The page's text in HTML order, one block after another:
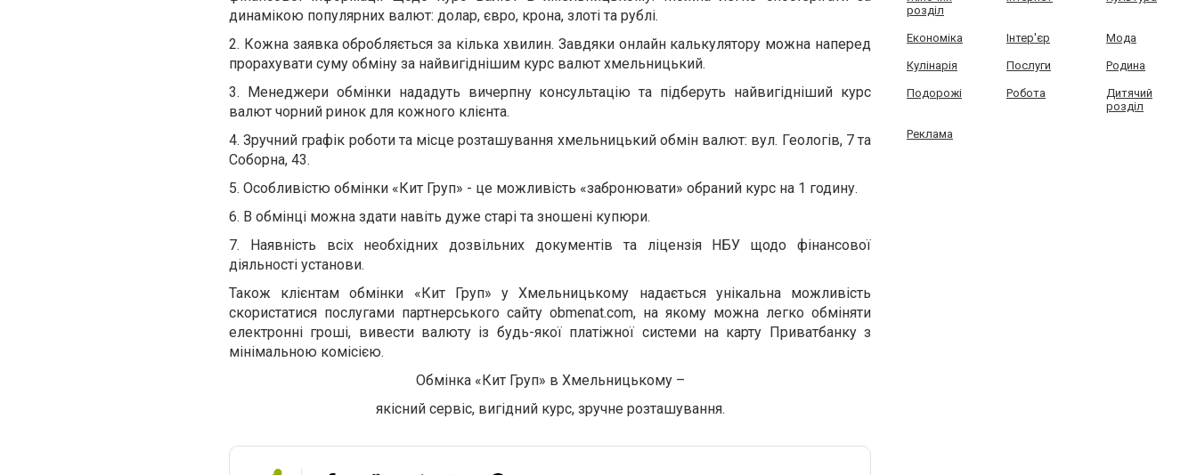
динамікою популярних валют: долар, євро, крона, злоті та рублі.
2. Кожна заявка обробляється за кілька хвилин. Завдяки онлайн калькулятору можна наперед
прорахувати суму обміну за найвигіднішим курс валют хмельницький.
3. Менеджери обмінки нададуть вичерпну консультацію та підберуть найвигідніший курс
валют чорний ринок для кожного клієнта.
4.Зручний графік роботи та місце розташування хмельницький обмін валют: вул. Геологів, 7 та
Соборна, 43.
5. Особливістю обмінки «Кит Груп» - це можливість «забронювати» обраний курс на 1 годину.
6. В обмінці можна здати навіть дуже старі та зношені купюри.
7. Наявність всіх необхідних дозвільних документів та ліцензія НБУ щодо фінансової
діяльності установи.
Також клієнтам обмінки «Кит Груп» у Хмельницькому надається унікальна можливість
скористатися послугами партнерського сайту obmenat.com, на якому можна легко обміняти
електронні гроші, вивести валюту із будь-якої платіжної системи на карту Приватбанку з
мінімальною комісією.
Обмінка «Кит Груп» в Хмельницькому –
якісний сервіс, вигідний курс, зручне розташування.
розділ
Економіка Інтер'єр Мода
Кулінарія Послуги Родина
Подорожі Робота
Дитячий
розділ
Реклама